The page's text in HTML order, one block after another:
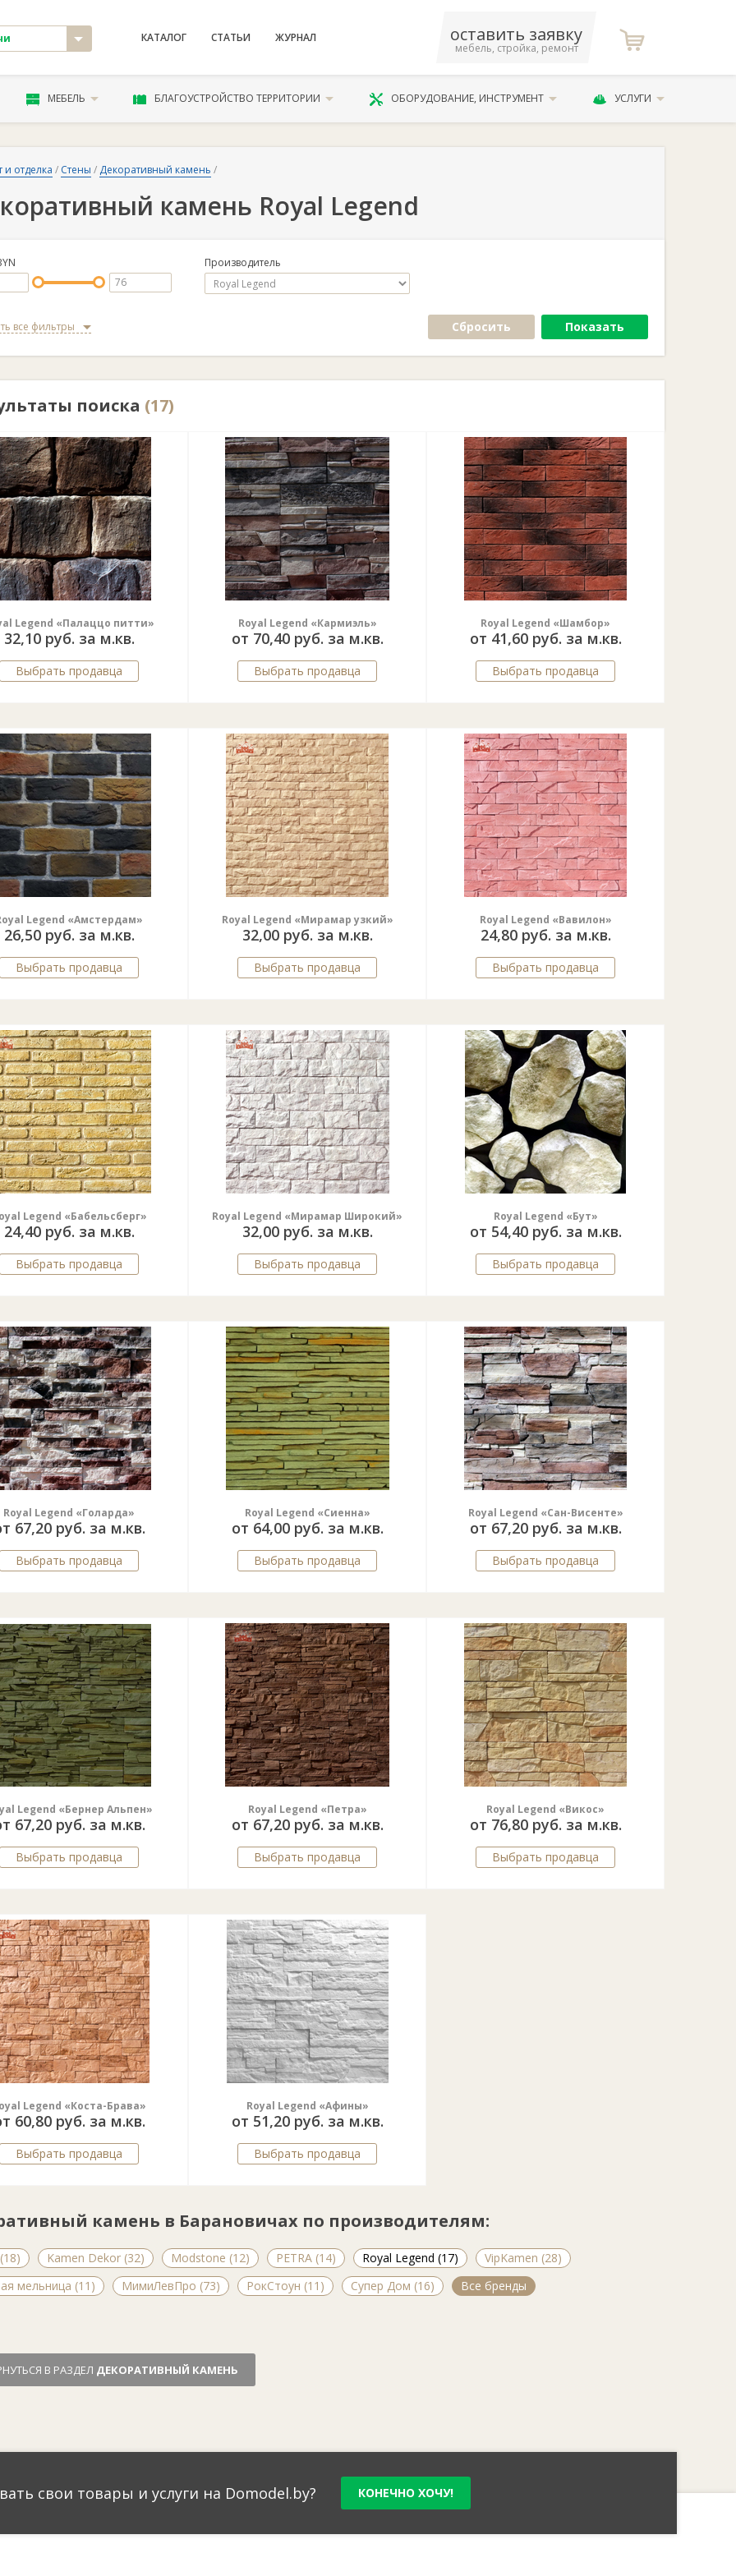
КАТАЛОГ СТАТЬИ ЖУРНАЛ оставить заявку
мебель, стройка, ремонт
МЕБЕЛЬ БЛАГОУСТРОЙСТВО ТЕРРИТОРИИ ОБОРУДОВАНИЕ, ИНСТРУМЕНТ УСЛУГИ
и отделка / Стены / Декоративный камень /
камень Royal Legend
Производитель
все фильтры Сбросить Показать
поиска (17)
Legend «Палаццо питти»
32,10 руб. за м.кв.
Выбрать продавца
Royal Legend «Кармиэль»
от 70,40 руб. за м.кв.
Выбрать продавца
Royal Legend «Шамбор»
от 41,60 руб. за м.кв.
Выбрать продавца
Legend «Амстердам»
26,50 руб. за м.кв.
Выбрать продавца
Royal Legend «Мирамар узкий»
32,00 руб. за м.кв.
Выбрать продавца
Royal Legend «Вавилон»
24,80 руб. за м.кв.
Выбрать продавца
Legend «Бабельсберг»
24,40 руб. за м.кв.
Выбрать продавца
Royal Legend «Мирамар Широкий»
32,00 руб. за м.кв.
Выбрать продавца
Royal Legend «Бут»
от 54,40 руб. за м.кв.
Выбрать продавца
Royal Legend «Голарда»
67,20 руб. за м.кв.
Выбрать продавца
Royal Legend «Сиенна»
от 64,00 руб. за м.кв.
Выбрать продавца
Royal Legend «Сан-Висенте»
от 67,20 руб. за м.кв.
Выбрать продавца
Legend «Бернер Альпен»
67,20 руб. за м.кв.
Выбрать продавца
Royal Legend «Петра»
от 67,20 руб. за м.кв.
Выбрать продавца
Royal Legend «Викос»
от 76,80 руб. за м.кв.
Выбрать продавца
Legend «Коста-Брава»
60,80 руб. за м.кв.
Выбрать продавца
Royal Legend «Афины»
от 51,20 руб. за м.кв.
Выбрать продавца
камень в Барановичах по производителям:
Kamen Dekor (32) Modstone (12) PETRA (14) Royal Legend (17)
VipKamen (28)
мельница (11)
МимиЛевПро (73) РокСтоун (11) Супер Дом (16) Все бренды
В РАЗДЕЛ ДЕКОРАТИВНЫЙ КАМЕНЬ
свои товары и услуги на Domodel.by? КОНЕЧНО ХОЧУ!